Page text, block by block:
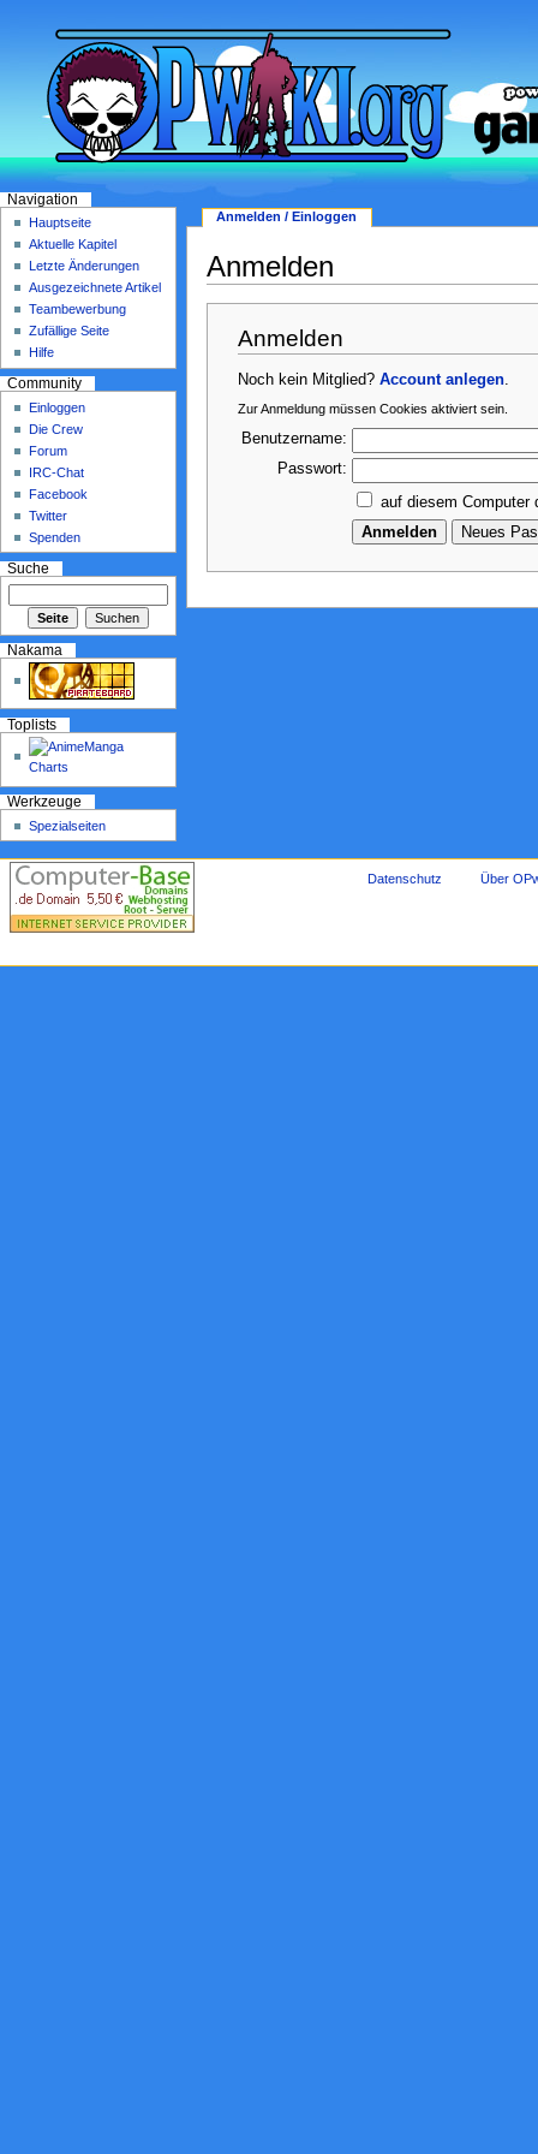
Anmelden
Anmelden
Noch kein Mitglied?Account anlegen
Zur Anmeldung müssen Cookies aktiviert sein.
Benutzername:
Passwort:
auf diesem Computer
Anmelden / Einloggen
Navigation
Hauptseite
Aktuelle Kapitel
Letzte Änderungen
Ausgezeichnete Artikel
Teambewerbung
Zufällige Seite
Hilfe
Community
Einloggen
Die Crew
Forum
IRC-Chat
Facebook
Twitter
Spenden
Suche
Nakama
Toplists
Werkzeuge
Spezialseiten
Datenschutz Über